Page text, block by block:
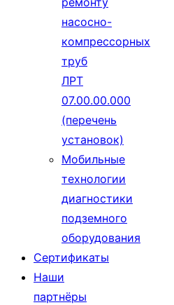
насосно-
компрессорных
труб
ЛРТ
07.00.00.000
(перечень
установок)
Мобильные
технологии
диагностики
подземного
оборудования
Сертификаты
Наши
партнёры